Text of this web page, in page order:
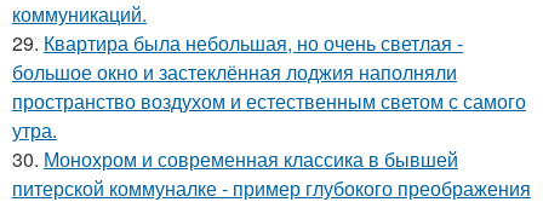
коммуникаций.
29. Квартира была небольшая, но очень светлая -
большое окно и застеклённая лоджия наполняли
пространство воздухом и естественным светом с самого
утра.
30. Монохром и современная классика в бывшей
питерской коммуналке - пример глубокого преображения